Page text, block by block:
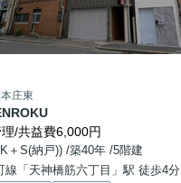
庄東
/共益費6,000円
＋S(納戸)) /築40年 /5階建
線「天神橋筋六丁目」駅 徒歩4分